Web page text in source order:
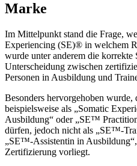
Marke
Im Mittelpunkt stand die Frage,
Experiencing (SE)® in welchem
wurde unter anderem die korrekte
Unterscheidung zwischen
Personen in Ausbildung und
Besonders hervorgehoben wurde,
beispielsweise als „Somatic
Ausbildung“ oder „SE™
dürfen, jedoch nicht als „SE™-
„SE™-Assistentin in
Zertifizierung vorliegt.